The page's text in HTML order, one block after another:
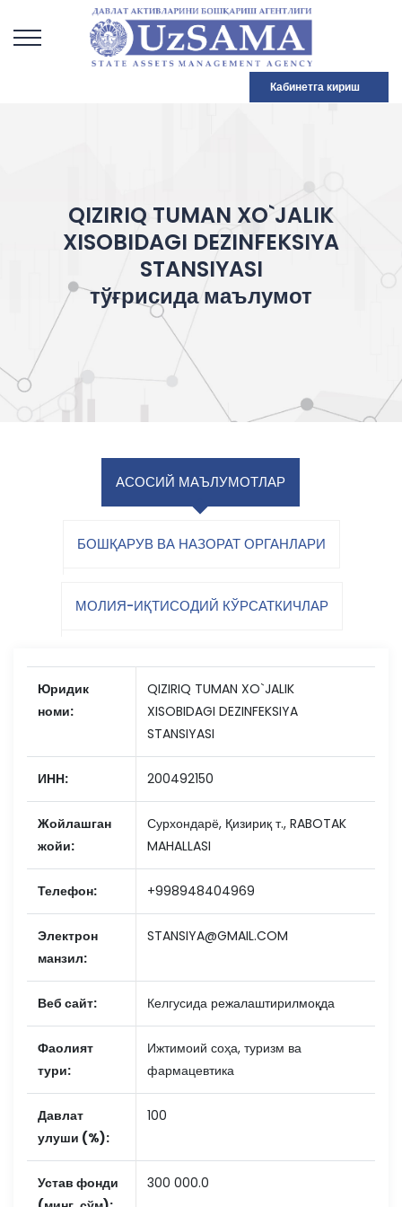
Кабинетга кириш
QIZIRIQ TUMAN XO`JALIK
XISOBIDAGI DEZINFEKSIYA
STANSIYASI
тўғрисида маълумот
АСОСИЙ МАЪЛУМОТЛАР
БОШҚАРУВ ВА НАЗОРАТ ОРГАНЛАРИ
МОЛИЯ-ИҚТИСОДИЙ КЎРСАТКИЧЛАР
Юридик
номи:
QIZIRIQ TUMAN XO`JALIK
XISOBIDAGI DEZINFEKSIYA
STANSIYASI
ИНН: 200492150
Жойлашган
жойи:
Сурхондарё, Қизириқ т., RABOTAK
MAHALLASI
Телефон: +998948404969
Электрон
манзил:
STANSIYA@GMAIL.COM
Веб сайт: Келгусида режалаштирилмоқда
Фаолият
тури:
Ижтимоий соҳа, туризм ва
фармацевтика
Давлат
улуши (%):
100
Устав фонди
300 000.0